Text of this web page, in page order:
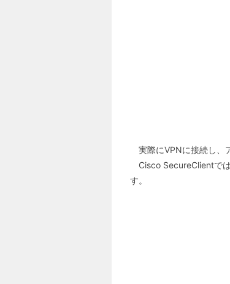
実際にVPNに接続し、
Cisco SecureClientで
す。